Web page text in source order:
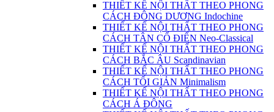
THIẾT KẾ NỘI THẤT THEO PHONG
CÁCH ĐÔNG DƯƠNG Indochine
THIẾT KẾ NỘI THẤT THEO PHONG
CÁCH TÂN CỔ ĐIỂN Neo-Classical
THIẾT KẾ NỘI THẤT THEO PHONG
CÁCH BẮC ÂU Scandinavian
THIẾT KẾ NỘI THẤT THEO PHONG
CÁCH TỐI GIẢN Minimalism
THIẾT KẾ NỘI THẤT THEO PHONG
CÁCH Á ĐÔNG